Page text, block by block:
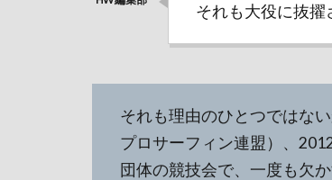
それも大役に抜擢
それも理由のひとつではな
プロサーフィン連盟）、
団体の競技会で、一度も欠